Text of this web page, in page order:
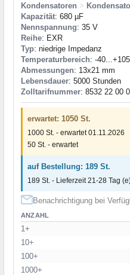
Kondensatoren >
Kapazität: 680 µF
Nennspannung: 35 V
Reihe: EXR
Typ: niedrige Impedanz
Temperaturbereich: -
Abmessungen: 13x21 mm
Lebensdauer: 5000 Stunden
Zolltarifnummer: 8532 22 00
erwartet: 1050 St.
1000 St. - erwartet 01.11.2026
50 St. - erwartet
auf Bestellung: 189 St.
189 St. - Lieferzeit 21-28 Tag
Benachrichtigung bei
ANZAHL
1+
10+
100+
1000+